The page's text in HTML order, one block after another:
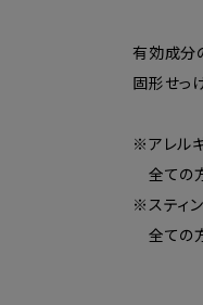
有効成分
固形せっ
※アレル
全ての
※スティ
全ての